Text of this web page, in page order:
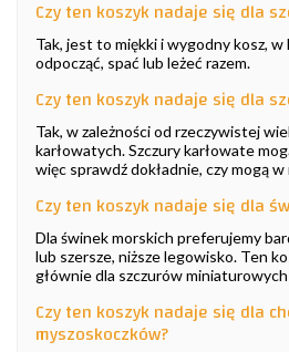
Czy ten koszyk nadaje się dla
Tak, jest to miękki i wygodny kosz,
odpocząć, spać lub leżeć razem.
Czy ten koszyk nadaje się dla
Tak, w zależności od rzeczywistej
karłowatych. Szczury karłowate
więc sprawdź dokładnie, czy mogą
Czy ten koszyk nadaje się dla
Dla świnek morskich preferujemy
lub szersze, niższe legowisko. Ten
głównie dla szczurów
Czy ten koszyk nadaje się dla
myszoskoczków?